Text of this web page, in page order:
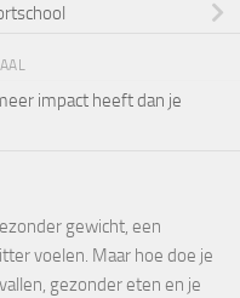
impact heeft dan je
gewicht, een
voelen. Maar hoe doe je
gezonder eten en je